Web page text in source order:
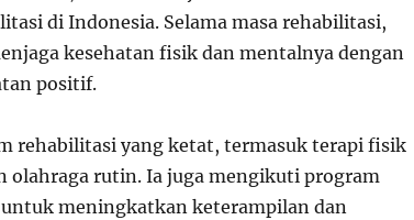
di Indonesia. Selama masa rehabilitasi,
kesehatan fisik dan mentalnya dengan
positif.
rehabilitasi yang ketat, termasuk terapi fisik
olahraga rutin. Ia juga mengikuti program
meningkatkan keterampilan dan